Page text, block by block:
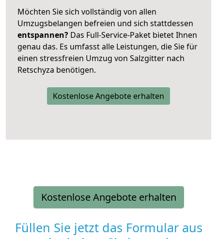
Möchten Sie sich vollständig von allen
Umzugsbelangen befreien und sich stattdessen
entspannen? Das Full-Service-Paket bietet Ihnen
genau das. Es umfasst alle Leistungen, die Sie für
einen stressfreien Umzug von Salzgitter nach
Retschyza benötigen.
Kostenlose Angebote erhalten
Kostenlose Angebote erhalten
Füllen Sie jetzt das Formular aus